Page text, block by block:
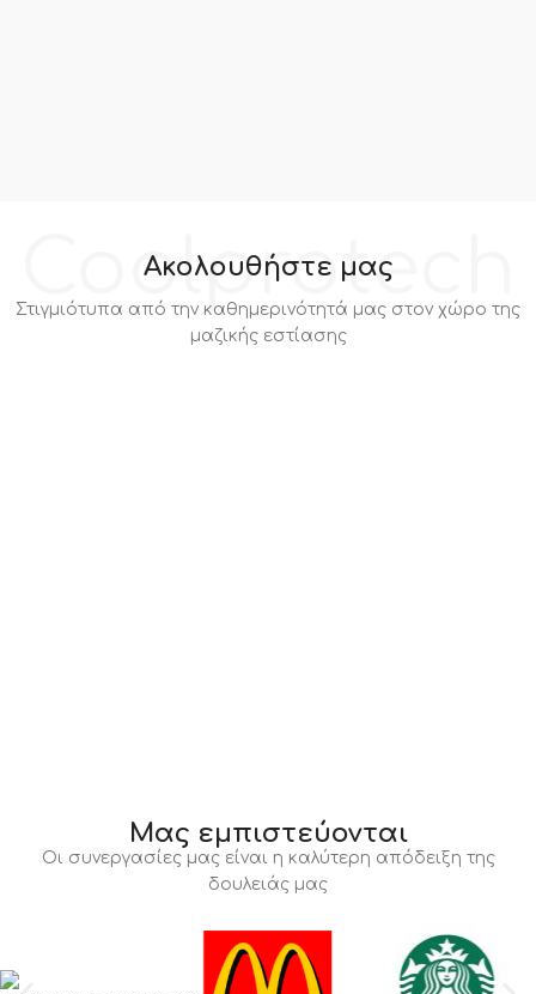
Coolprotech
Ακολουθήστε μας
Στιγμιότυπα από την καθημερινότητά μας στον χώρο της
μαζικής εστίασης
Μας εμπιστεύονται
Οι συνεργασίες μας είναι η καλύτερη απόδειξη της
δουλειάς μας